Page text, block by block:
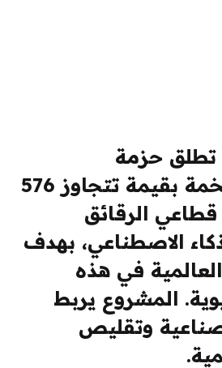
تطلق حزمة
استثمارات ضخمة بقيمة تتجاوز 576
قطاعي الرقائق
الاصطناعي، بهدف
في هذه
المشروع يربط
وتقليص